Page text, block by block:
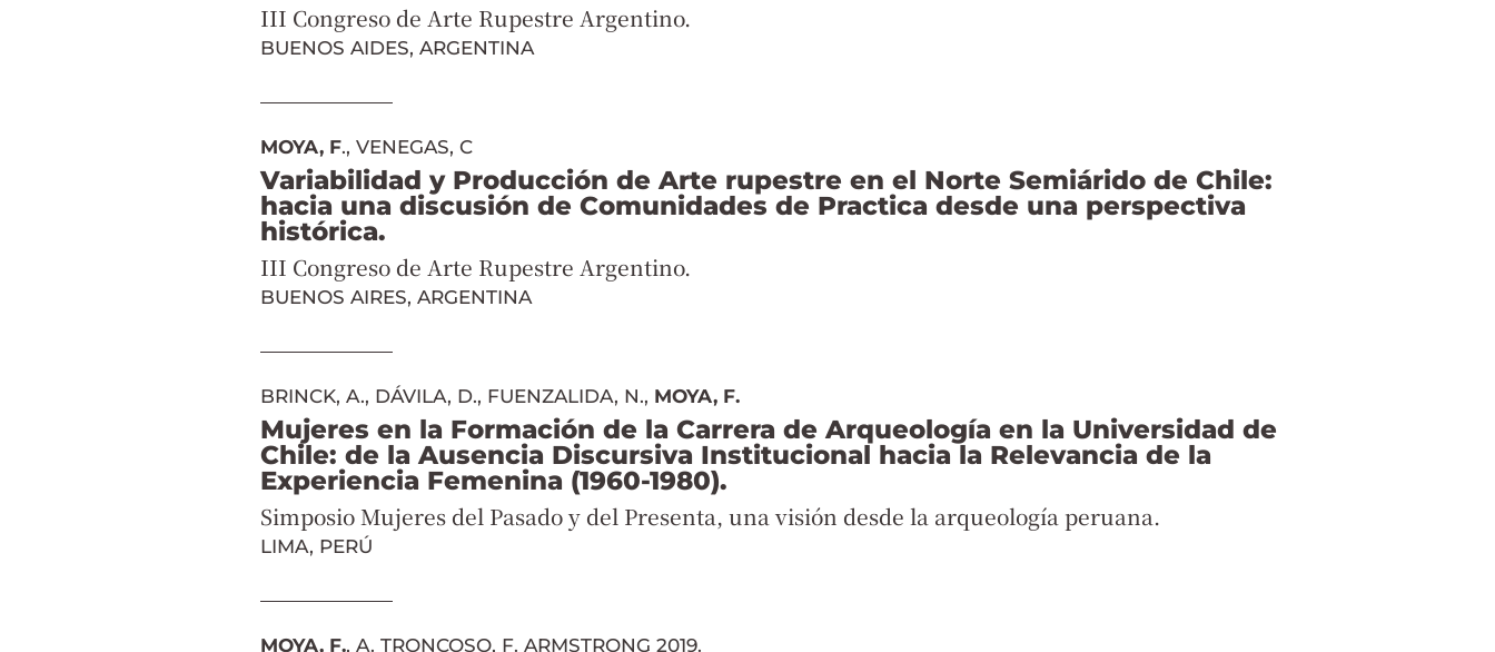
III Congreso de Arte Rupestre Argentino.
BUENOS AIDES, ARGENTINA
MOYA, F., VENEGAS, C
Variabilidad y Producción de Arte rupestre en el Norte Semiárido de Chile:
hacia una discusión de Comunidades de Practica desde una perspectiva
histórica.
III Congreso de Arte Rupestre Argentino.
BUENOS AIRES, ARGENTINA
BRINCK, A., DÁVILA, D., FUENZALIDA, N., MOYA, F.
Mujeres en la Formación de la Carrera de Arqueología en la Universidad de
Chile: de la Ausencia Discursiva Institucional hacia la Relevancia de la
Experiencia Femenina (1960-1980).
Simposio Mujeres del Pasado y del Presenta, una visión desde la arqueología peruana.
LIMA, PERÚ
MOYA, F., A. TRONCOSO, F. ARMSTRONG 2019.